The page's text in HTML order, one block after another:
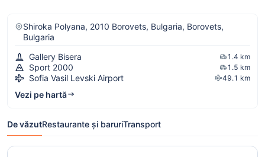
Shiroka Polyana, 2010 Borovets, Bulgaria, Borovets,
Bulgaria
Gallery Bisera
1.4 km
Sport 2000 1.5 km
Sofia Vasil Levski Airport 49.1 km
Vezi pe hartă
De văzutRestaurante și baruriTransport